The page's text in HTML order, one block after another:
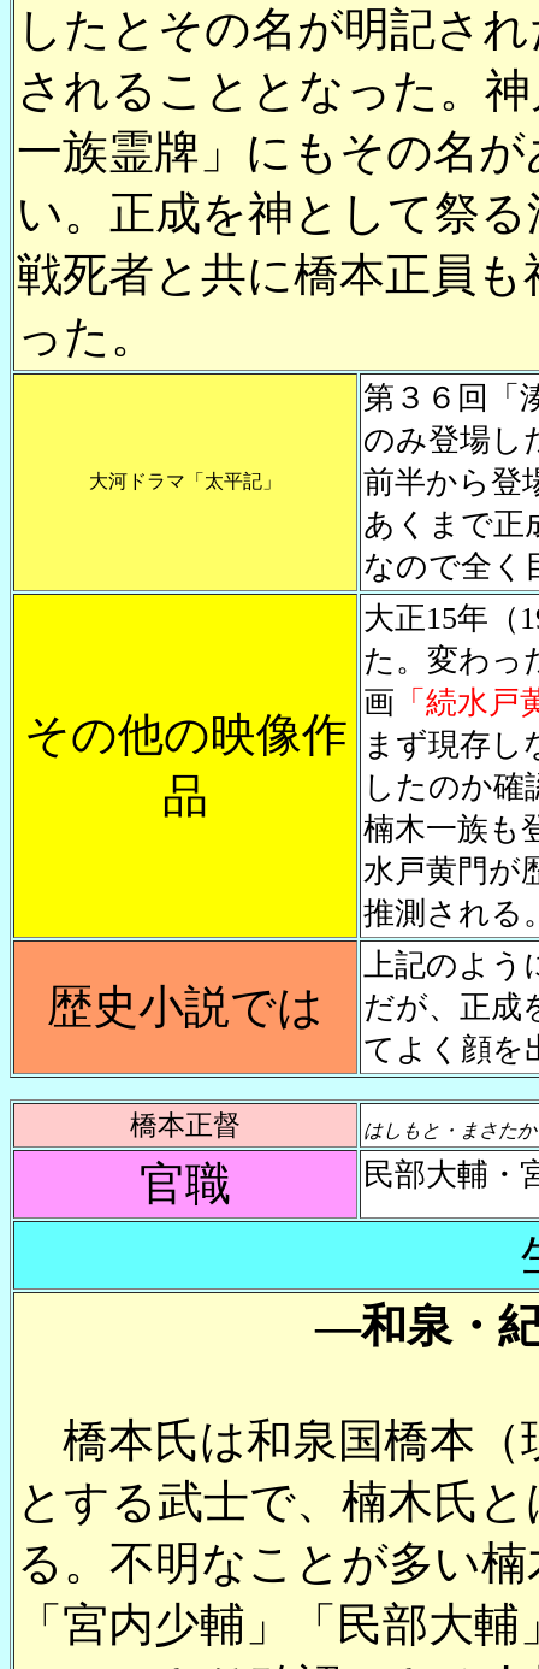
したとその名が明記さ
されることとなった。
一族霊牌」にもその名
い。正成を神として祭
戦死者と共に橋本正員
った。
大河ドラマ「太平記」
第３６回「
のみ登場し
前半から登
あくまで正
なので全く
その他の映像作
品
大正15年（
た。変わっ
画 「続水戸
まず現存し
したのか
楠木一族も
水戸黄門が
推測される
歴史小説では
上記のよう
だが、正成
てよく顔を
橋本正督 はしもと・まさたか
官職 民部大輔・
―和泉・
橋本氏は和泉国橋本（
とする武士で、楠木氏
る。不明なことが多い
「宮内少輔」「民部大